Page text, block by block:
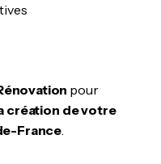
pour
création de votre
France.